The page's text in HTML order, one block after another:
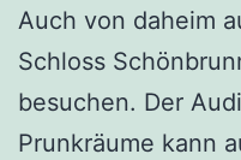
Auch von daheim
Schloss
besuchen. Der
Prunkräume kann